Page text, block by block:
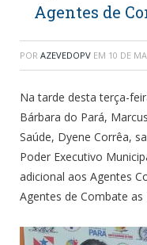
Agentes de
POR AZEVEDOPV EM 10 DE
Na tarde desta terça-
Bárbara do Pará,
Saúde, Dyene Corrêa,
Poder Executivo
adicional aos Agentes
Agentes de Combate as